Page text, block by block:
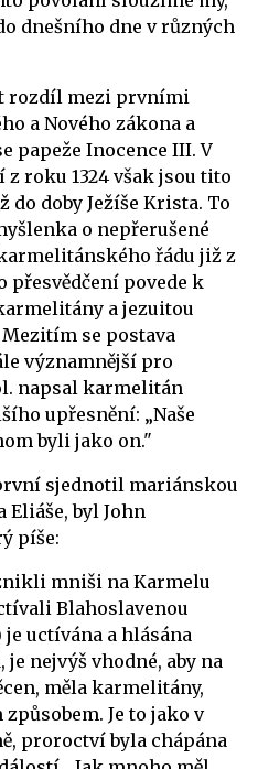
dnešního dne v různých
rozdíl mezi prvními
a Nového zákona a
papeže Inocence III. V
roku 1324 však jsou tito
doby Ježíše Krista. To
o nepřerušené
řádu již z
přesvědčení povede k
a jezuitou
se postava
významnější pro
napsal karmelitán
upřesnění: „Naše
byli jako on."
sjednotil mariánskou
byl John
píše:
mniši na Karmelu
Blahoslavenou
uctívána a hlásána
nejvýš vhodné, aby na
měla karmelitány,
Je to jako v
proroctví byla chápána